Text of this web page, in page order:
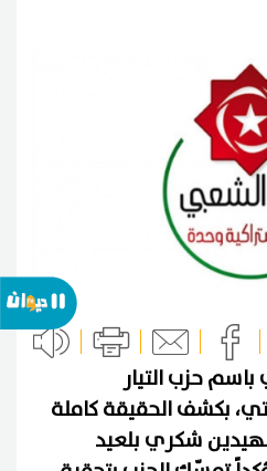
حزب التيار
بكشف الحقيقة كاملة
شكري بلعيد